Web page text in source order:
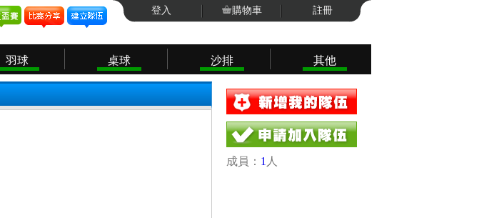
登入 購物車 註冊
羽球 桌球 沙排 其他
成員： 1 人